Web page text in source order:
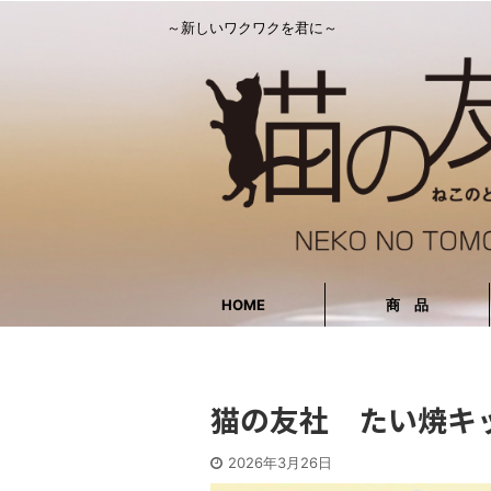
～新しいワクワクを君に～
HOME 商 品
猫の友社 たい焼キ
2026年3月26日